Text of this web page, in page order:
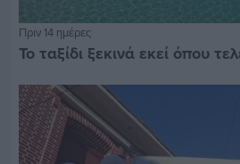
Πριν 14 ημέρες
Το ταξίδι ξεκινά εκεί όπου